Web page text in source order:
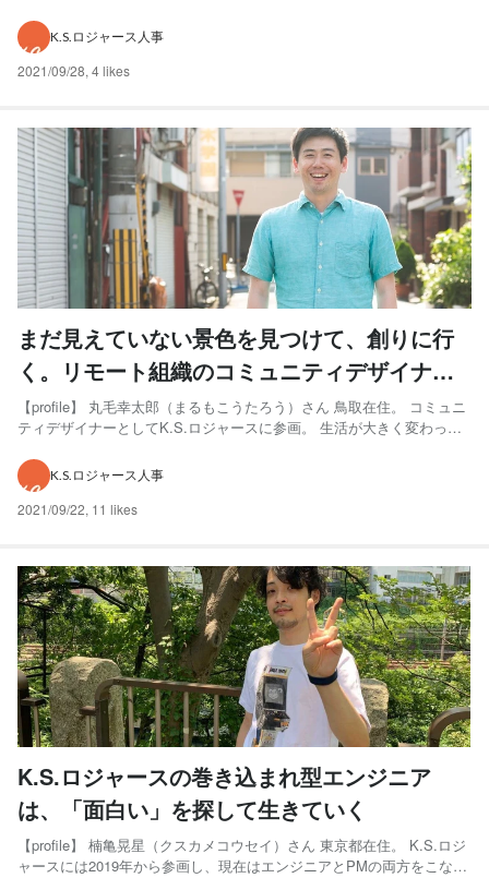
はビール！？ K.S.ロジャースに参画したのは、2020年の4月です。 前
職が一緒だったメンバーがK.S....
K.S.ロジャース人事
2021/09/28, 4 likes
まだ見えていない景色を見つけて、創りに行
く。リモート組織のコミュニティデザイナー
が挑む変革とは
【profile】 丸毛幸太郎（まるもこうたろう）さん 鳥取在住。 コミュニ
ティデザイナーとしてK.S.ロジャースに参画。 生活が大きく変わっ
ことですが… 2020年4月、緊急事態宣言が出た時期から鳥取に住み始め
ました。ここは妻の実家なんで...
K.S.ロジャース人事
2021/09/22, 11 likes
K.S.ロジャースの巻き込まれ型エンジニア
は、「面白い」を探して生きていく
【profile】 楠亀晃星（クスカメコウセイ）さん 東京都在住。 K.S.ロジ
ャースには2019年から参画し、現在はエンジニアとPMの両方をこなす